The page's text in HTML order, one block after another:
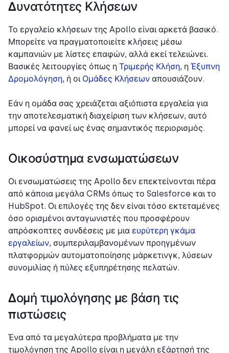
Δυνατότητες Κλήσεων
Το εργαλείο κλήσεων της Apollo είναι αρκετά βασικό.
Μπορείτε να πραγματοποιείτε κλήσεις μέσω
καμπανιών με λίστες επαφών, αλλά εκεί τελειώνει.
Βασικές λειτουργίες όπως η Τριμερής Κλήση, η Έξυπνη
Δρομολόγηση, ή οι Ομάδες Κλήσεων απουσιάζουν.
Εάν η ομάδα σας χρειάζεται αξιόπιστα εργαλεία για
την αποτελεσματική διαχείριση των κλήσεων, αυτό
μπορεί να φανεί ως ένας σημαντικός περιορισμός.
Οικοσύστημα ενσωματώσεων
Οι ενσωματώσεις της Apollo δεν επεκτείνονται πέρα
από κάποια μεγάλα CRMs όπως το Salesforce και το
HubSpot. Οι επιλογές της δεν είναι τόσο εκτεταμένες
όσο ορισμένοι ανταγωνιστές που προσφέρουν
απρόσκοπτες συνδέσεις με μια ευρύτερη γκάμα
εργαλείων, συμπεριλαμβανομένων προηγμένων
πλατφορμών αυτοματοποίησης μάρκετινγκ, λύσεων
συνομιλίας ή πύλες εξυπηρέτησης πελατών.
Δομή τιμολόγησης με βάση τις
πιστώσεις
Ένα από τα μεγαλύτερα προβλήματα με την
τιμολόγηση της Apollo είναι η μεγάλη εξάρτησή της